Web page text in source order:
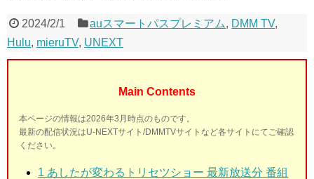
2024/2/1 auスマートパスプレミアム, DMM TV,
Hulu, mieruTV, UNEXT
Main Contents
本ページの情報は2026年3月時点のものです。
最新の配信状況はU-NEXTサイト/DMMTVサイトなど各サイトにてご確認
ください。
1 あしたが変わるトリセツショー 最新放送分 番組